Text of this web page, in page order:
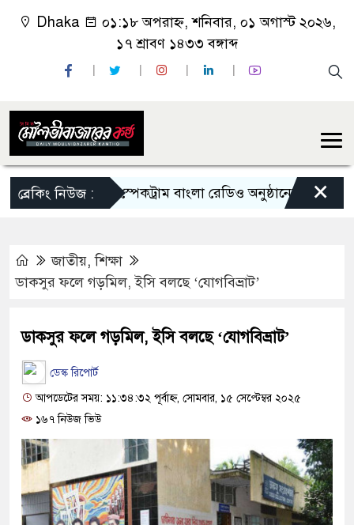
Dhaka
০১:১৮ অপরাহ্ন, শনিবার, ০১ অগাস্ট ২০২৬,
১৭ শ্রাবণ ১৪৩৩ বঙ্গাব্দ
ব্রেকিং নিউজ :
সানরাইজ স্পেকট্রাম বাংলা রেডিও অনুষ্ঠানের ৩২তম ×
জাতীয়,শিক্ষা
ডাকসুর ফলে গড়মিল, ইসি বলছে ‘যোগবিভ্রাট’
ডাকসুর ফলে গড়মিল, ইসি বলছে ‘যোগবিভ্রাট’
ডেস্ক রিপোর্ট
আপডেটের সময়: ১১:৩৪:৩২ পূর্বাহ্ন, সোমবার, ১৫ সেপ্টেম্বর ২০২৫
১৬৭ নিউজ ভিউ